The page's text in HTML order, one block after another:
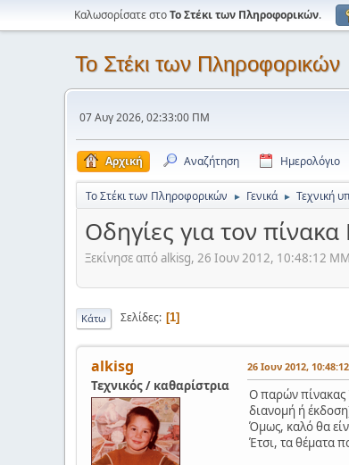
Καλωσορίσατε στοΤο Στέκι των Πληροφορικών.
Το Στέκι των Πληροφορικών
07 Αυγ 2026, 02:33:00 ΠΜ
Αρχική Αναζήτηση Ημερολόγιο
Το Στέκι των Πληροφορικών ► Γενικά ► Τεχνική
Οδηγίες για τον
Ξεκίνησε από alkisg, 26 Ιουν 2012, 10:48:12 ΜΜ
Κάτω Σελίδες 1
alkisg
Τεχνικός / καθαρίστρια
26 Ιουν 2012,
Ο παρών πίνακας
διανομή ή
Όμως, καλό θα
Έτσι, τα θέματα